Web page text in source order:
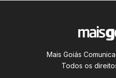
Mais Goiás
Todos os